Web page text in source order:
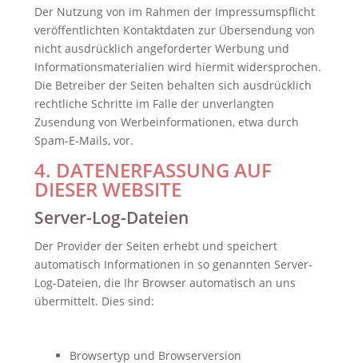
Der Nutzung von im Rahmen der Impressumspflicht
veröffentlichten Kontaktdaten zur Übersendung von
nicht ausdrücklich angeforderter Werbung und
Informationsmaterialien wird hiermit widersprochen.
Die Betreiber der Seiten behalten sich ausdrücklich
rechtliche Schritte im Falle der unverlangten
Zusendung von Werbeinformationen, etwa durch
Spam-E-Mails, vor.
4. DATENERFASSUNG AUF
DIESER WEBSITE
Server-Log-Dateien
Der Provider der Seiten erhebt und speichert
automatisch Informationen in so genannten Server-
Log-Dateien, die Ihr Browser automatisch an uns
übermittelt. Dies sind:
Browsertyp und Browserversion